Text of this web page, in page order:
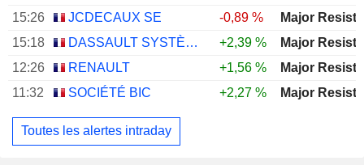
15:26
JCDECAUX SE
-0,89 %
15:18
DASSAULT SYSTÈMES SE
+2,39 %
12:26
RENAULT
+1,56 %
11:32
SOCIÉTÉ BIC +2,27 %
Toutes les alertes intraday